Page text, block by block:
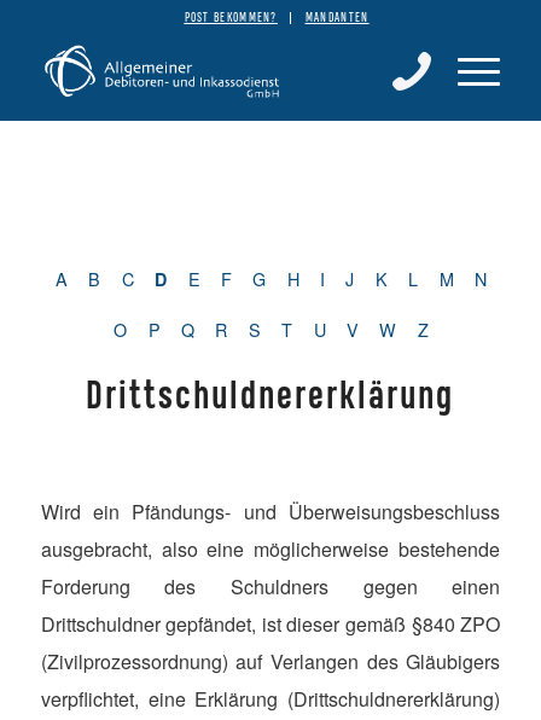
POST BEKOMMEN? MANDANTEN
A B C D E F G H I J K L M
N
O
P Q R S T U V W Z
Drittschuldnererklärung
Wird ein Pfändungs- und Überweisungsbeschluss
ausgebracht, also eine möglicherweise bestehende
Forderung des Schuldners gegen einen
Drittschuldner gepfändet, ist dieser gemäß §840 ZPO
(Zivilprozessordnung) auf Verlangen des Gläubigers
verpflichtet, eine Erklärung (Drittschuldnererklärung)